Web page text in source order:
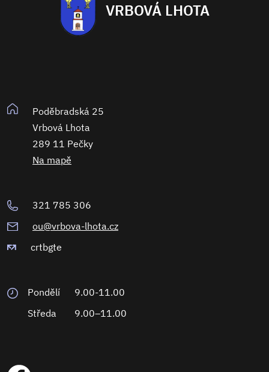
VRBOVÁ LHOTA
Poděbradská 25
Vrbová Lhota
289 11 Pečky
Na mapě
321 785 306
ou@vrbova-lhota.cz
crtbgte
Pondělí
9.00-11.00
Středa
9.00–11.00